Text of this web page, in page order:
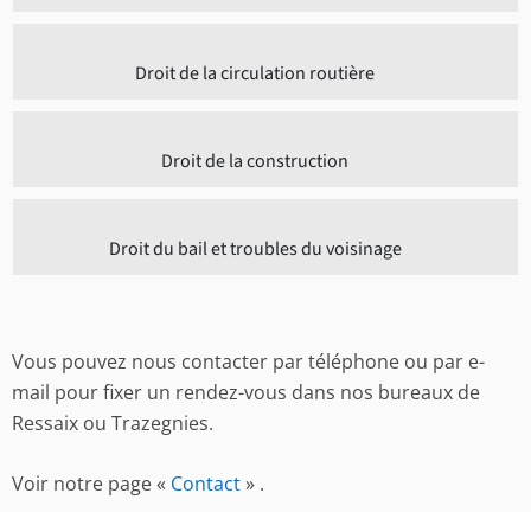
Droit de la circulation routière
Droit de la construction
Droit du bail et troubles du voisinage
Vous pouvez nous contacter par téléphone ou par e-
mail pour fixer un rendez-vous dans nos bureaux de
Ressaix ou Trazegnies.
Voir notre page « Contact» .